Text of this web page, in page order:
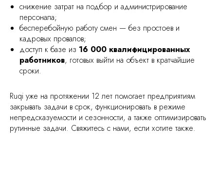
снижение затрат на подбор и администрирование
персонала;
бесперебойную работу смен — без простоев и
кадровых провалов;
доступ к базе из 16 000 квалифицированных
работников, готовых выйти на объект в кратчайшие
сроки.
Ruqi уже на протяжении 12 лет помогает предприятиям
закрывать задачи в срок, функционировать в режиме
непредсказуемости и сезонности, а также оптимизировать
рутинные задачи. Свяжитесь с нами, если хотите также.